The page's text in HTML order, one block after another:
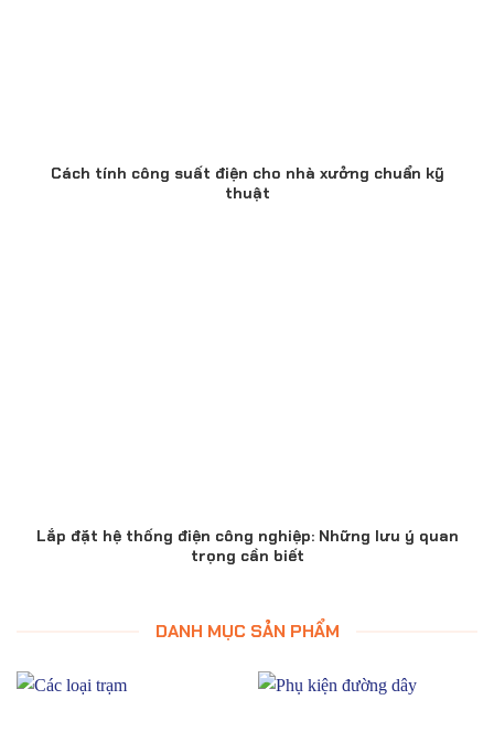
Cách tính công suất điện cho nhà xưởng chuẩn kỹ
thuật
Lắp đặt hệ thống điện công nghiệp: Những lưu ý quan
trọng cần biết
DANH MỤC SẢN PHẨM